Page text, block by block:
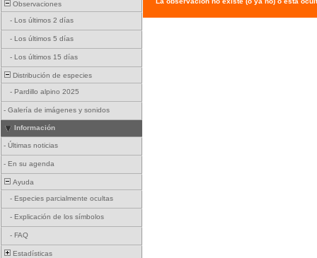
Observaciones
- Los últimos 2 días
- Los últimos 5 días
- Los últimos 15 días
Distribución de especies
- Pardillo alpino 2025
- Galería de imágenes y sonidos
Información
- Últimas noticias
- En su agenda
Ayuda
- Especies parcialmente ocultas
- Explicación de los símbolos
- FAQ
Estadísticas